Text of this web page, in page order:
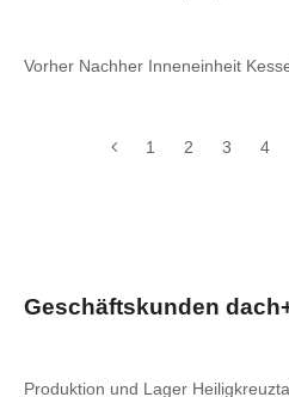
Vorher Nachher Inneneinheit
1 2 3 4
Geschäftskunden
Produktion und Lager